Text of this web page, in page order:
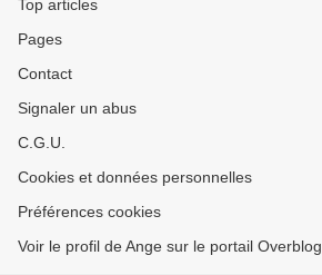
Top articles
Pages
Contact
Signaler un abus
C.G.U.
Cookies et données personnelles
Préférences cookies
Voir le profil de Ange sur le portail Overblog